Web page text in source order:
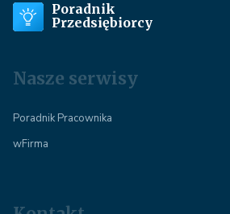
Poradnik
Przedsiębiorcy
Nasze serwisy
Poradnik Pracownika
wFirma